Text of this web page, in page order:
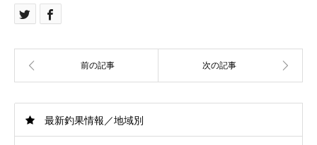
最新釣果情報／地域別